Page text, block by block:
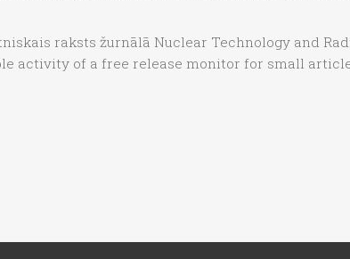
raksts žurnālā Nuclear Technology and
activity of a free release monitor for small